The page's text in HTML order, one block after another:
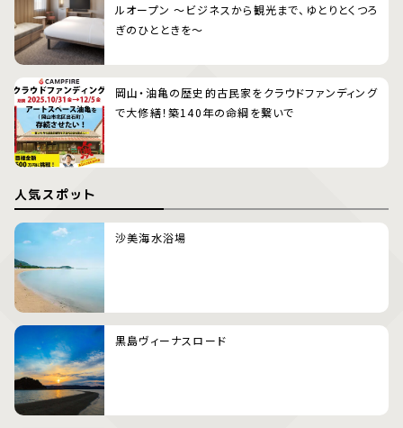
ルオープン 〜ビジネスから観光まで、ゆとりとくつろ
ぎのひとときを〜
岡山・油亀の歴史的古民家をクラウドファンディング
で大修繕！築140年の命綱を繋いで
人気スポット
沙美海水浴場
黒島ヴィーナスロード